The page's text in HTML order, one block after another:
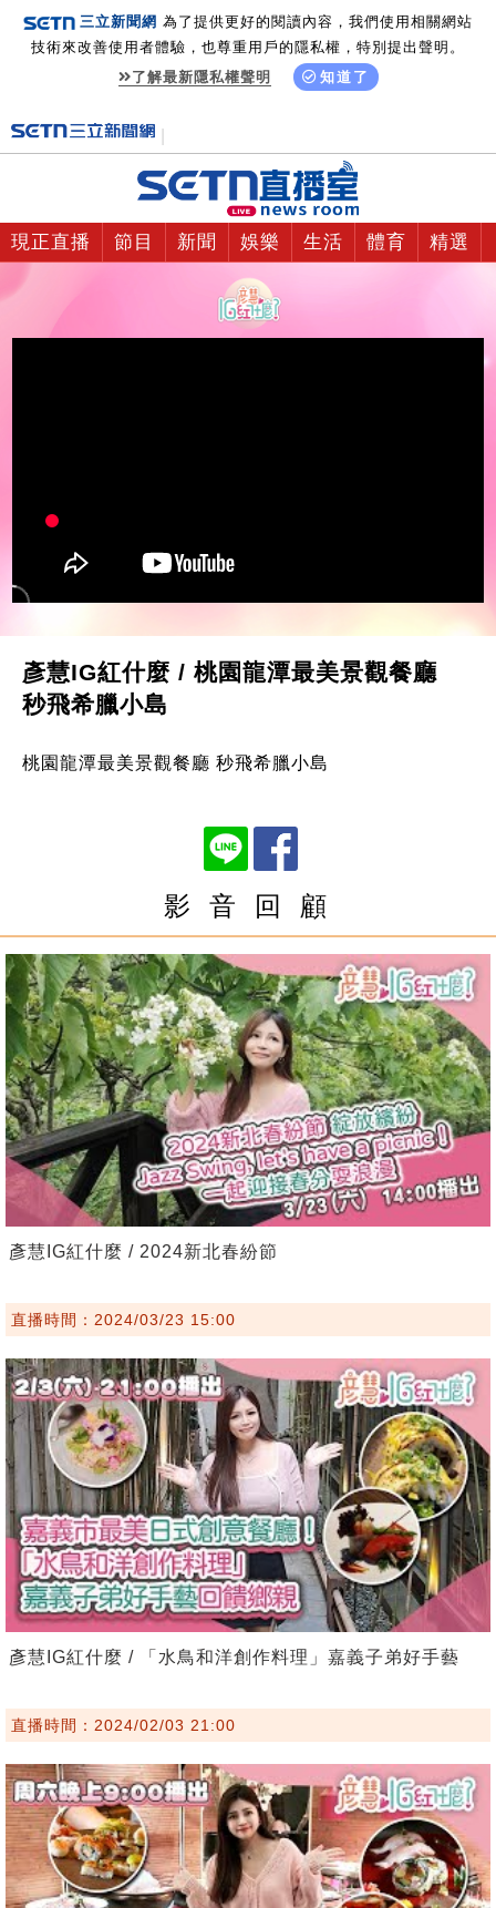
三立新聞網 為了提供更好的閱讀內容，我們使用相關網站
技術來改善使用者體驗，也尊重用戶的隱私權，特別提出聲明。
了解最新隱私權聲明
知道了
現正直播 節目 新聞 娛樂 生活 體育 精選
彥慧IG紅什麼 / 桃園龍潭最美景觀餐廳
秒飛希臘小島
桃園龍潭最美景觀餐廳 秒飛希臘小島
影 音 回 顧
彥慧IG紅什麼 / 2024新北春紛節
直播時間：2024/03/23 15:00
彥慧IG紅什麼 / 「水鳥和洋創作料理」嘉義子弟好手藝
直播時間：2024/02/03 21:00